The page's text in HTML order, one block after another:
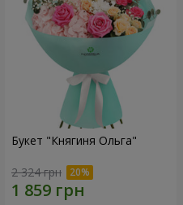
Букет "Княгиня Ольга"
2 324 грн